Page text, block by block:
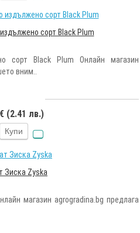
сорт Black Plum
сорт Black Plum Онлайн магазин
вним..
(2.41 лв.)
Купи
Зиска Zyska
магазин agrogradina.bg предлага